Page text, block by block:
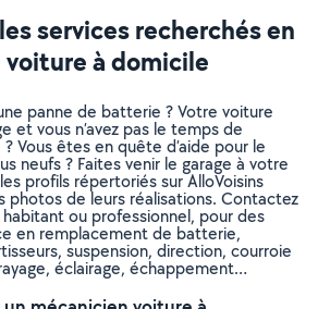
services recherchés en
à domicile
panne de batterie ? Votre voiture
et vous n’avez pas le temps de
? Vous êtes en quête d’aide pour le
neufs ? Faites venir le garage à votre
profils répertoriés sur AlloVoisins
photos de leurs réalisations. Contactez
ou professionnel, pour des
en remplacement de batterie,
suspension, direction, courroie
éclairage, échappement…